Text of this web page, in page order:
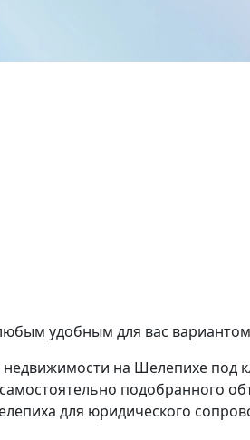
удобным для вас вариантом
недвижимости на Шелепихе под
подобранного
для юридического